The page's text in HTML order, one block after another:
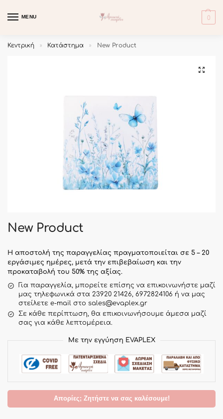
MENU 0
Κεντρική » Κατάστημα » New Product
New Product
Η αποστολή της παραγγελίας πραγματοποιείται σε 5 – 20
εργάσιμες ημέρες, μετά την επιβεβαίωση και την
προκαταβολή του 50% της αξίας.
Για παραγγελία, μπορείτε επίσης να επικοινωνήστε μαζί
μας τηλεφωνικά στα 23920 21426, 6972824106 ή να μας
στείλετε e-mail στο sales@evaplex.gr
Σε κάθε περίπτωση, θα επικοινωνήσουμε άμεσα μαζί
σας για κάθε λεπτομέρεια.
Με την εγγύηση EVAPLEX
Απορίες; Ζητήστε να σας καλέσουμε!